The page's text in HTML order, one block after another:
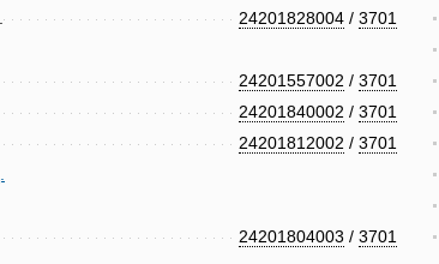
24201828004 / 3701
24201557002 / 3701
24201840002 / 3701
24201812002 / 3701
24201804003 / 3701